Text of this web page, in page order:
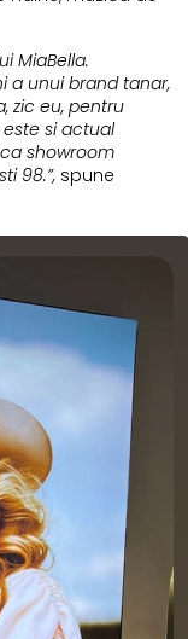
MiaBella.
a unui brand tanar,
zic eu, pentru
si actual
showroom
98.”, spune